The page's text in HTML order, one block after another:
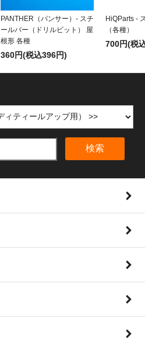
PANTHER（パンサー）- スチ
ールバー（ドリルビット） 屋
根形 各種
360円(税込396円)
HiQParts -
（各種）
700円(税
検索